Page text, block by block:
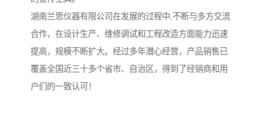
湖南兰思仪器有限公司在发展的过程中,不断与多方交流
合作，在设计生产、维修调试和工程改造方面能力迅速
提高，规模不断扩大。经过多年潜心经营，产品销售已
覆盖全国近三十多个省市、自治区，得到了经销商和用
户们的一致认可！